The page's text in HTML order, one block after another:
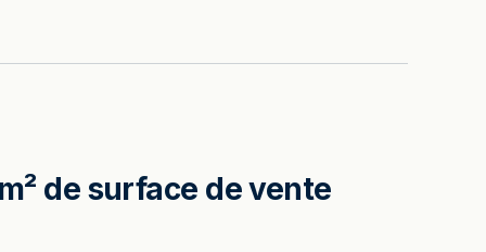
de surface de vente